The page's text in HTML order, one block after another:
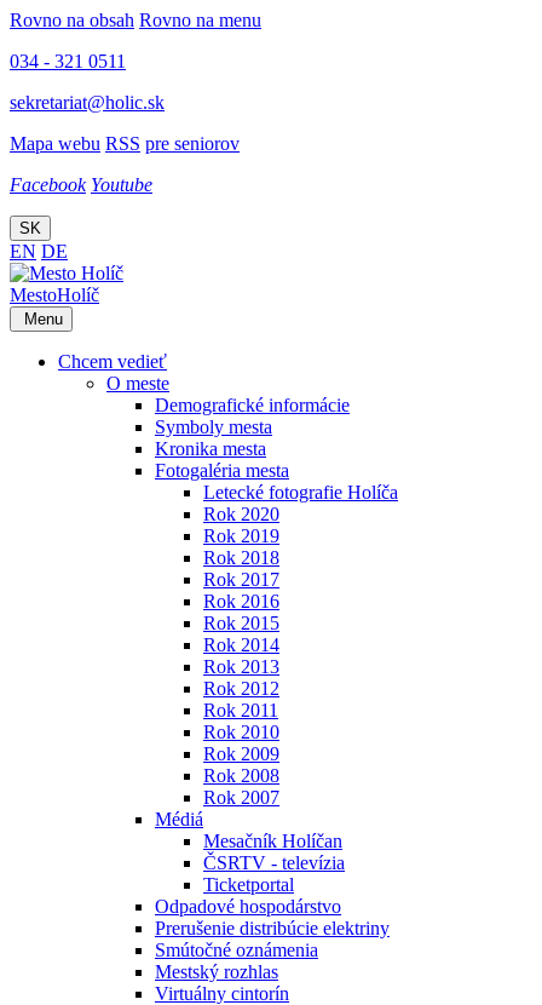
Rovno na obsah Rovno na menu
034 - 321 0511
sekretariat@holic.sk
Mapa webu RSS pre seniorov
Facebook Youtube
SK
EN DE
MestoHolíč
Menu
Chcem vedieť
O meste
Demografické informácie
Symboly mesta
Kronika mesta
Fotogaléria mesta
Letecké fotografie Holíča
Rok 2020
Rok 2019
Rok 2018
Rok 2017
Rok 2016
Rok 2015
Rok 2014
Rok 2013
Rok 2012
Rok 2011
Rok 2010
Rok 2009
Rok 2008
Rok 2007
Médiá
Mesačník Holíčan
ČSRTV - televízia
Ticketportal
Odpadové hospodárstvo
Prerušenie distribúcie elektriny
Smútočné oznámenia
Mestský rozhlas
Virtuálny cintorín